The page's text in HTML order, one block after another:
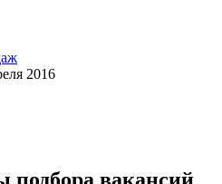
2016
вакансий